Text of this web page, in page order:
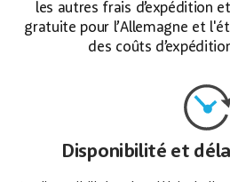
les autres frais d’expédition
gratuite pour l’Allemagne et
des coûts
Disponibilité et